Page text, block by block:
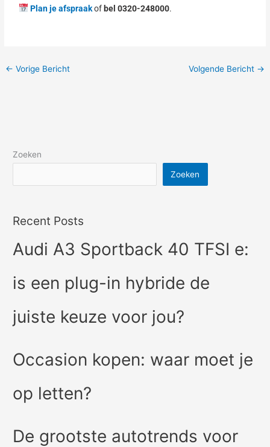
Plan je afspraakof bel 0320-248000.
← Vorige Bericht Volgende Bericht →
Zoeken
Zoeken
Recent Posts
Audi A3 Sportback 40 TFSI e:
is een plug-in hybride de
juiste keuze voor jou?
Occasion kopen: waar moet je
op letten?
De grootste autotrends voor